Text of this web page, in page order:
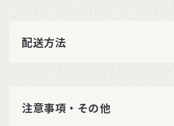
配送方法
注意事項・その他